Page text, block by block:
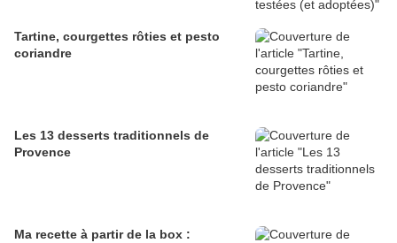
Tartine, courgettes rôties et pesto
coriandre
Les 13 desserts traditionnels de
Provence
Ma recette à partir de la box :